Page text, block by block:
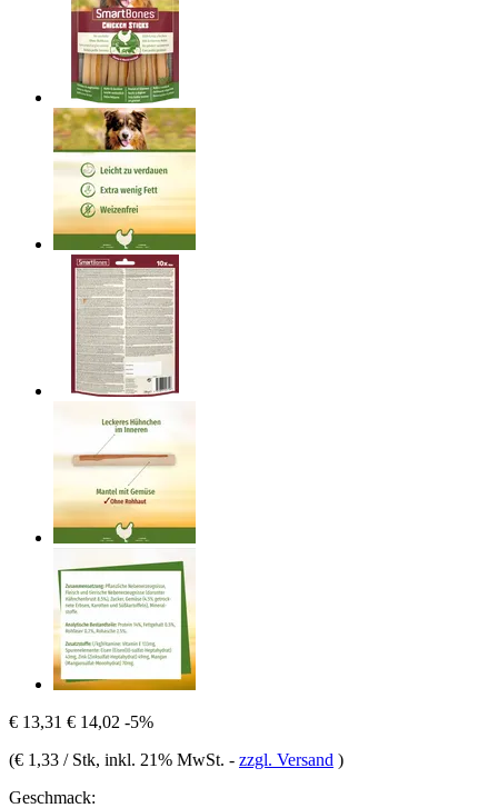
€ 13,31 € 14,02 -5%
(€ 1,33 / Stk, inkl. 21% MwSt. - zzgl. Versand )
Geschmack: